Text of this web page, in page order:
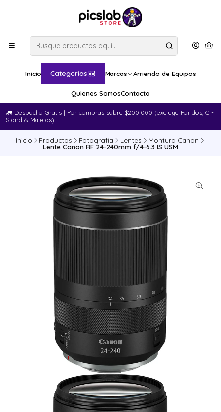
Inicio Categorías Marcas Arriendo de Equipos
Quienes SomosContacto
🚛​ Despacho Gratis | Por compras sobre $200.000 (excluye Fondos, C -
Stand & Maletas)
Inicio Productos Fotografía Lentes Montura Canon
Lente Canon RF 24-240mm f/4-6.3 IS USM